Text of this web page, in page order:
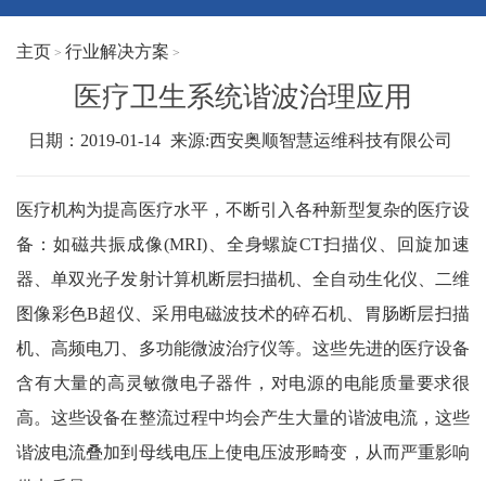
主页 > 行业解决方案 >
医疗卫生系统谐波治理应用
日期：2019-01-14 来源:西安奥顺智慧运维科技有限公司
医疗机构为提高医疗水平，不断引入各种新型复杂的医疗设
备：如磁共振成像(MRI)、全身螺旋CT扫描仪、回旋加速
器、单双光子发射计算机断层扫描机、全自动生化仪、二维
图像彩色B超仪、采用电磁波技术的碎石机、胃肠断层扫描
机、高频电刀、多功能微波治疗仪等。这些先进的医疗设备
含有大量的高灵敏微电子器件，对电源的电能质量要求很
高。这些设备在整流过程中均会产生大量的谐波电流，这些
谐波电流叠加到母线电压上使电压波形畸变，从而严重影响